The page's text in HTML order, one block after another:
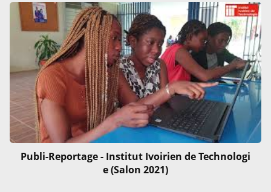
Publi-Reportage - Institut Ivoirien de Technologi
e (Salon 2021)